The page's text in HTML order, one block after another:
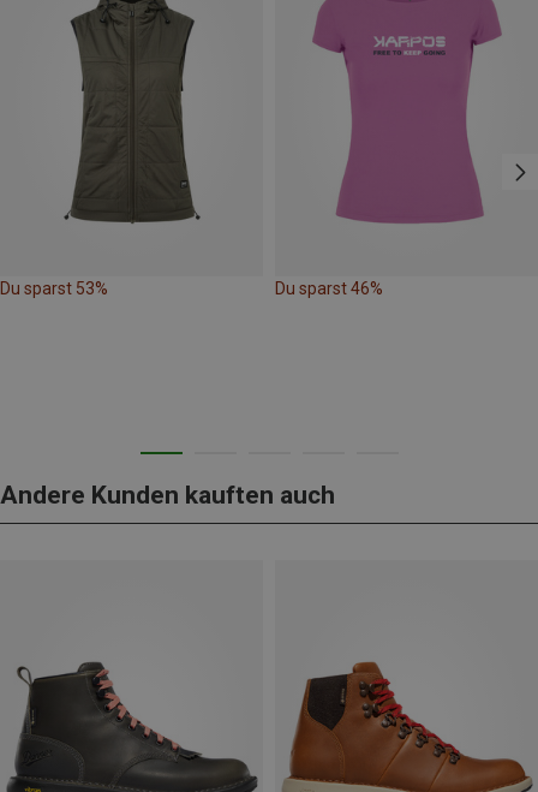
Du sparst 53% Du sparst 46%
Andere Kunden kauften auch